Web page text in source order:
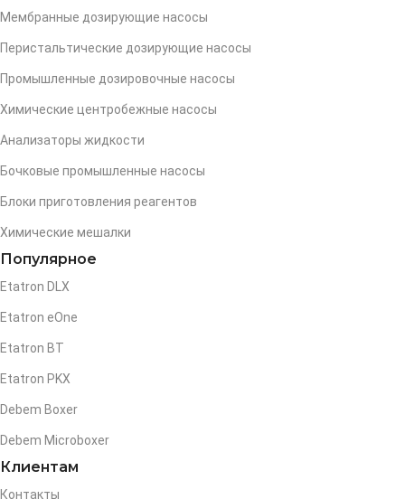
Мембранные дозирующие насосы
Перистальтические дозирующие насосы
Промышленные дозировочные насосы
Химические центробежные насосы
Анализаторы жидкости
Бочковые промышленные насосы
Блоки приготовления реагентов
Химические мешалки
Популярное
Etatron DLX
Etatron eOne
Etatron BT
Etatron PKX
Debem Boxer
Debem Microboxer
Клиентам
Контакты